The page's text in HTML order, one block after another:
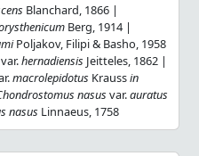
Blanchard, 1866 |
Berg, 1914 |
Poljakov, Filipi & Basho, 1958
var.hernadiensis Jeitteles, 1862 |
macrolepidotus Kraussin
nasus var.auratus
nasus Linnaeus, 1758